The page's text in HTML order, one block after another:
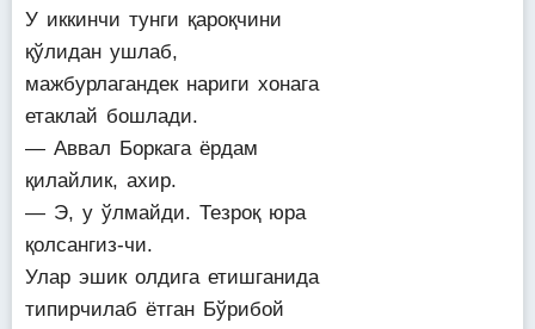
У иккинчи тунги қароқчини
қўлидан ушлаб,
мажбурлагандек нариги хонага
етаклай бошлади.
— Аввал Боркага ёрдам
қилайлик, ахир.
— Э, у ўлмайди. Тезроқ юра
қолсангиз-чи.
Улар эшик олдига етишганида
типирчилаб ётган Бўрибой